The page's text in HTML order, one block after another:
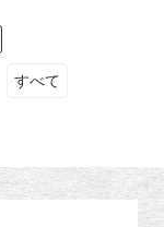
すべて